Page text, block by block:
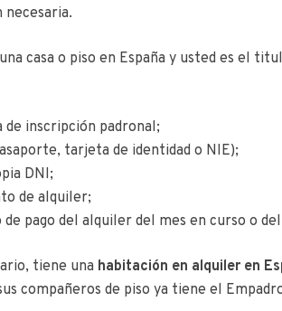
necesaria.
casa o piso en España y usted es el
de inscripción padronal;
tarjeta de identidad o NIE);
DNI;
de alquiler;
de pago del alquiler del mes en curso o
tiene una habitación en alquiler en
compañeros de piso ya tiene el